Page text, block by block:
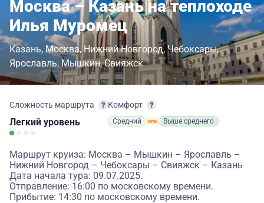
Москва – Казань на теплоходе
Илья Муромец
Казань Москва Нижний Новгород Чебоксары
Ярославль Мышкин Свияжск
Сложность маршрута
Легкий уровень
Комфорт
Средний Выше среднего
Маршрут круиза: Москва – Мышкин – Ярославль –
Нижний Новгород – Чебоксары – Свияжск – Казань
Дата начала тура: 09.07.2025.
Отправление: 16:00 по московскому времени.
Прибытие: 14:30 по московскому времени.